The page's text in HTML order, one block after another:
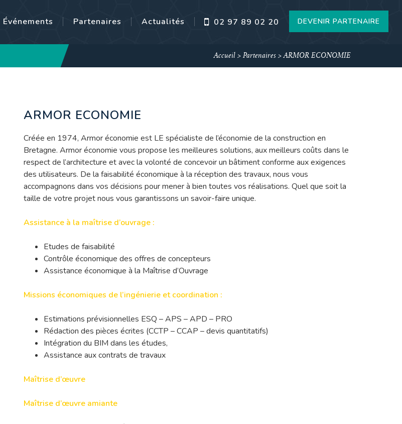
Événements Partenaires Actualités 02 97 89 02 20 DEVENIR PARTENAIRE
Accueil > Partenaires >ARMOR ECONOMIE
ARMOR ECONOMIE
Créée en 1974, Armor économie est LE spécialiste de l’économie de la construction en
Bretagne. Armor économie vous propose les meilleures solutions, aux meilleurs coûts dans le
respect de l’architecture et avec la volonté de concevoir un bâtiment conforme aux exigences
des utilisateurs. De la faisabilité économique à la réception des travaux, nous vous
accompagnons dans vos décisions pour mener à bien toutes vos réalisations. Quel que soit la
taille de votre projet nous vous garantissons un savoir-faire unique.
Assistance à la maîtrise d’ouvrage :
Etudes de faisabilité
Contrôle économique des offres de concepteurs
Assistance économique à la Maîtrise d’Ouvrage
Missions économiques de l’ingénierie et coordination :
Estimations prévisionnelles ESQ – APS – APD – PRO
Rédaction des pièces écrites (CCTP – CCAP – devis quantitatifs)
Intégration du BIM dans les études,
Assistance aux contrats de travaux
Maîtrise d’œuvre
Maîtrise d’œuvre amiante